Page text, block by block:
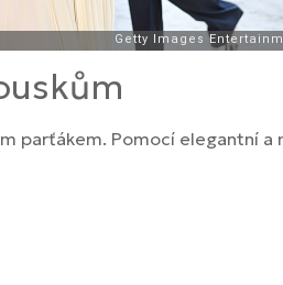
parťákem. Pomocí elegantní a